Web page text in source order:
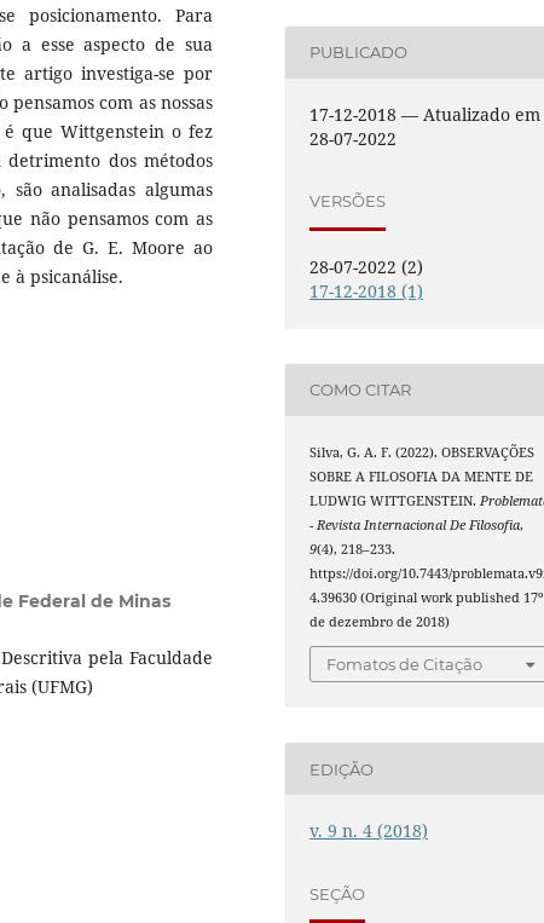
posicionamento. Para
a esse aspecto de sua
artigo investiga-se por
com as nossas
é que Wittgenstein o fez
dos métodos
analisadas algumas
não pensamos com as
de G. E. Moore ao
à psicanálise.
Federal de Minas
pela Faculdade
(UFMG)
PUBLICADO
17-12-2018 — Atualizado em
28-07-2022
VERSÕES
28-07-2022 (2)
17-12-2018 (1)
COMO CITAR
Silva, G. A. F. (2022). OBSERVAÇÕES
SOBRE A FILOSOFIA DA MENTE DE
LUDWIG WITTGENSTEIN.
- Revista Internacional De Filosofia,
9(4), 218–233.
https://doi.org/10.7443/
4.39630 (Original work published 17º
de dezembro de 2018)
Fomatos de Citação
EDIÇÃO
v. 9 n. 4 (2018)
SEÇÃO